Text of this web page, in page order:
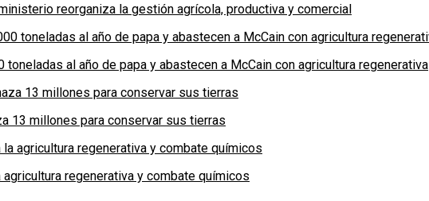
reorganiza la gestión agrícola, productiva y comercial
toneladas al año de papa y abastecen a McCain con agricultura regenerativa
13 millones para conservar sus tierras
agricultura regenerativa y combate químicos